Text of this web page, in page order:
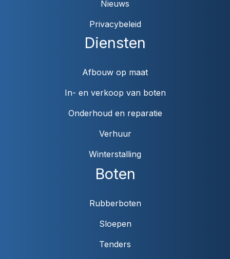
Boten
Rubberboten
Sloepen
Tenders
Diensten
Afbouw op maat
In- en verkoop van boten
Onderhoud en reparatie
Verhuur
Winterstalling
Nieuws
Privacybeleid